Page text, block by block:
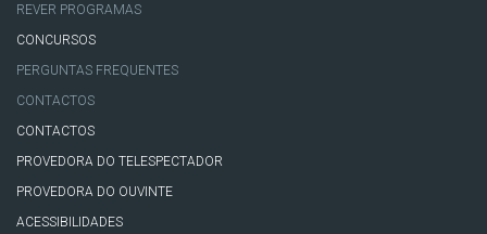
REVER PROGRAMAS
CONCURSOS
PERGUNTAS FREQUENTES
CONTACTOS
CONTACTOS
PROVEDORA DO TELESPECTADOR
PROVEDORA DO OUVINTE
ACESSIBILIDADES